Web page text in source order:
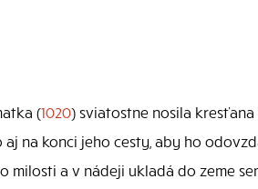
(1020) sviatostne nosila
na konci jeho cesty, aby ho
milosti a v nádeji ukladá do zeme